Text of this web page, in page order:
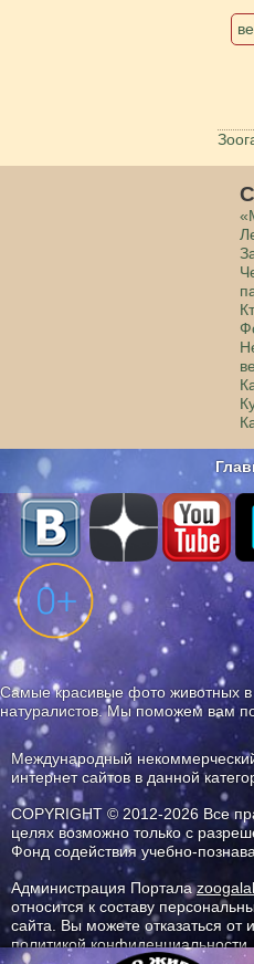
Самые красивые фото животных в
натуралистов. Мы поможем вам
Международный
интернет сайтов в данной
COPYRIGHT © 2012-2026 Все
целях возможно только с
Фонд содействия учебно-
Администрация Портала
относится к составу
сайта. Вы можете отказаться от
политикой конфиденциальности.